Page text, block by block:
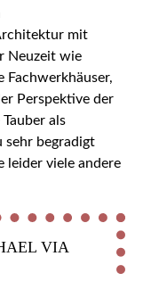
mit
Neuzeit wie
Fachwerkhäuser,
Perspektive der
als
sehr begradigt
leider viele andere
VIA